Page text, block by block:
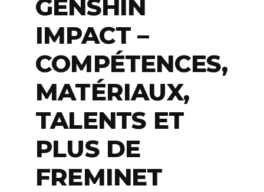
GENSHIN
IMPACT –
COMPÉTENCES,
MATÉRIAUX,
TALENTS ET
PLUS DE
FREMINET